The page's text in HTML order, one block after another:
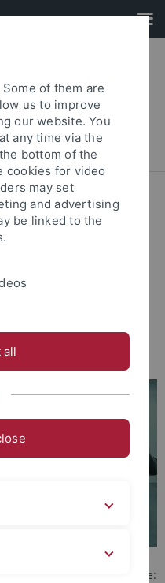
1 und 2 der
Dezember 2024,
für Studierende:
of them are
us to improve
our website. You
any time via the
bottom of the
cookies for video
may set
and advertising
be linked to the
all